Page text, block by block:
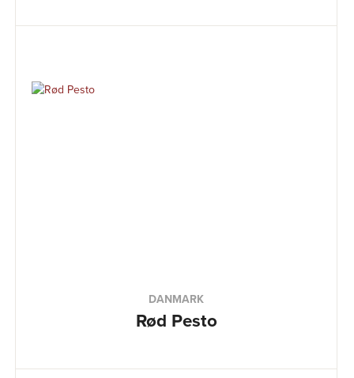
DANMARK
Rød Pesto